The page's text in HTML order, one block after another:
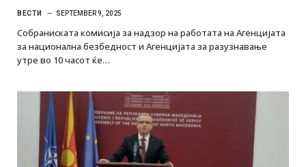
ВЕСТИ SEPTEMBER 9, 2025
Собраниската комисија за надзор на работата на Агенцијата
за национална безбедност и Агенцијата за разузнавање
утре во 10 часот ќе…